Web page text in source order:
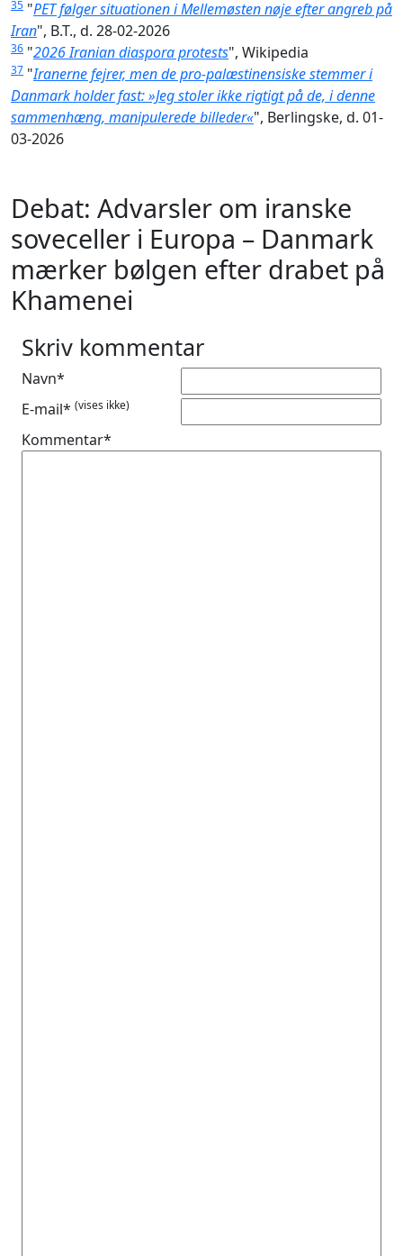
35 "PET følger situationen i Mellemøsten nøje efter angreb på
Iran", B.T., d. 28-02-2026
36 "2026 Iranian diaspora protests", Wikipedia
37 "Iranerne fejrer, men de pro-palæstinensiske stemmer i
Danmark holder fast: »Jeg stoler ikke rigtigt på de, i denne
sammenhæng, manipulerede billeder«", Berlingske, d. 01-
03-2026
Debat: Advarsler om iranske
soveceller i Europa – Danmark
mærker bølgen efter drabet på
Khamenei
Skriv kommentar
Navn*
E-mail* (vises ikke)
Kommentar*